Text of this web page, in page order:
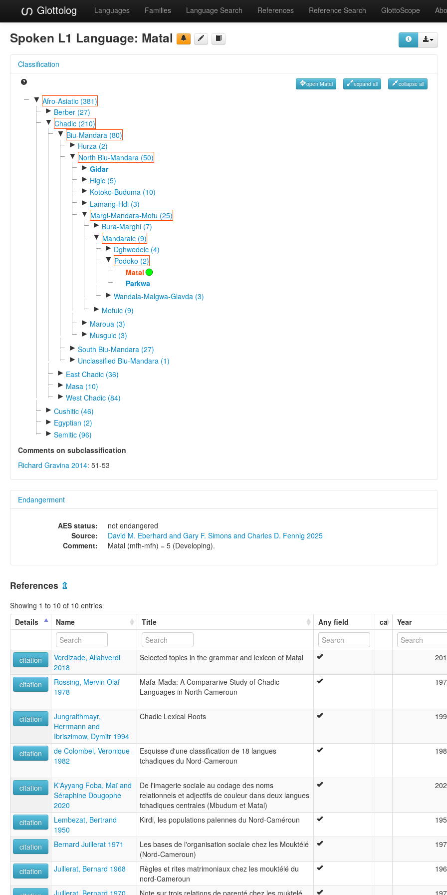
Glottolog Languages Families Language Search References Reference Search GlottoScope
Spoken L1 Language: Matal
Classification
open Matal expand all collapse all
▼ Afro-Asiatic (381)
► Berber (27)
▼ Chadic (210)
▼ Biu-Mandara (80)
► Hurza (2)
▼ North Biu-Mandara (50)
► Gidar
► Higic (5)
► Kotoko-Buduma (10)
► Lamang-Hdi (3)
▼ Margi-Mandara-Mofu (25)
► Bura-Marghi (7)
▼ Mandaraic (9)
► Dghwedeic (4)
▼ Podoko (2)
Matal
Parkwa
► Wandala-Malgwa-Glavda (3)
► Mofuic (9)
► Maroua (3)
► Musguic (3)
► South Biu-Mandara (27)
► Unclassified Biu-Mandara (1)
► East Chadic (36)
► Masa (10)
► West Chadic (84)
► Cushitic (46)
► Egyptian (2)
► Semitic (96)
Comments on subclassification
Richard Gravina 2014: 51-53
Endangerment
AES status:
not endangered
Source:
David M. Eberhard and Gary F. Simons and Charles D. Fennig 2025
Comment:
Matal (mfh-mfh) = 5 (Developing).
References ⇫
Showing 1 to 10 of 10 entries
Details
Name Title Any field ca Year
citation
Verdizade, Allahverdi
2018
Selected topics in the grammar and lexicon of Matal
citation
Rossing, Mervin Olaf
1978
Mafa-Mada: A Compararive Study of Chadic
Languages in North Cameroun
citation
Jungraithmayr,
Herrmann and
Ibriszimow, Dymitr 1994
Chadic Lexical Roots
citation
de Colombel, Veronique
1982
Esquisse d'une classification de 18 langues
tchadiques du Nord-Cameroun
citation
K'Ayyang Foba, Maï and
Séraphine Dougophe
2020
De l'imagerie sociale au codage des noms
relationnels et adjectifs de couleur dans deux langues
tchadiques centrales (Mbudum et Matal)
citation
Lembezat, Bertrand
1950
Kirdi, les populations païennes du Nord-Caméroun
citation Bernard Juillerat 1971
Les bases de l'organisation sociale chez les Mouktélé
(Nord-Cameroun)
citation Juillerat, Bernard 1968
Règles et rites matrimoniaux chez les mouktélé du
nord-Cameroun